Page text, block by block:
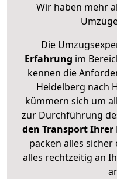
Wir haben mehr
Die
Erfahrung im
kennen die
Heidelberg nach
kümmern sich um
zur Durchführung
den Transport
packen alles
alles rechtzeitig an